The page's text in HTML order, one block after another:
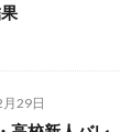
29日